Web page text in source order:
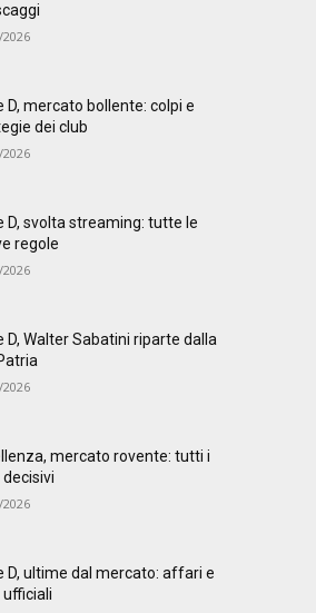
D, mercato bollente: colpi e
dei club
D, svolta streaming: tutte le
regole
D, Walter Sabatini riparte dalla
mercato rovente: tutti i
decisivi
D, ultime dal mercato: affari e
ufficiali